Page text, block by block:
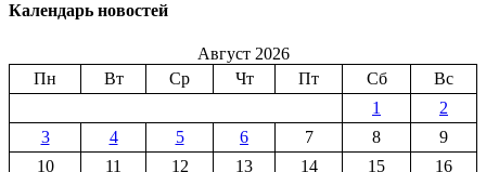
Календарь новостей
Август 2026
Пн
Вт Ср Чт Пт Сб
Вс
1
2
3
4 5 6 7 8
9
10
11 12 13 14 15
16